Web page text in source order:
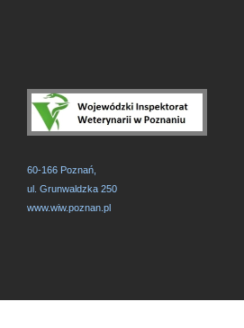
60-166 Poznań,
ul. Grunwaldzka 250
www.wiw.poznan.pl